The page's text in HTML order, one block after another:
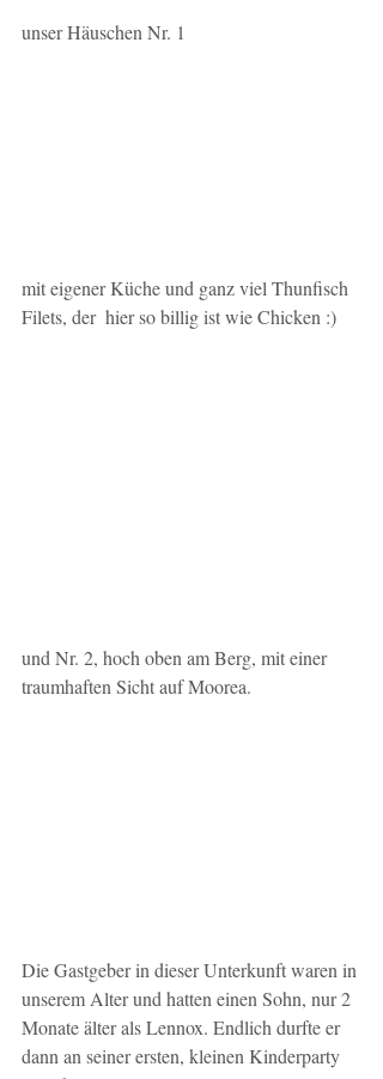
unser Häuschen Nr. 1
​mit eigener Küche und ganz viel Thunfisch
Filets, der  hier so billig ist wie Chicken :)
und Nr. 2, hoch oben am Berg, mit einer
traumhaften Sicht auf Moorea.
Die Gastgeber in dieser Unterkunft waren in
unserem Alter und hatten einen Sohn, nur 2
Monate älter als Lennox. Endlich durfte er
dann an seiner ersten, kleinen Kinderparty